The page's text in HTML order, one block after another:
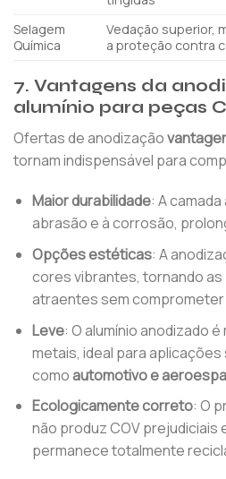
Selagem
Química
Vedação superior,
a proteção contra
7. Vantagens da
alumínio para peças
Ofertas de anodização
tornam indispensável para
Maior durabilidade: A
abrasão e à corrosão,
Opções estéticas: A
cores vibrantes, tornando
atraentes sem comprometer
Leve: O alumínio anodizado
metais, ideal para
como automotivo e
Ecologicamente correto: O
não produz COV prejudiciais
permanece totalmente